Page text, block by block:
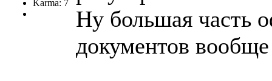
Karma: 7
Ну большая часть
документов